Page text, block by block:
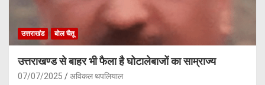
उत्तराखंड बोल चैतू
उत्तराखण्ड से बाहर भी फैला है घोटालेबाजों का साम्राज्य
07/07/2025 अविकल थपलियाल